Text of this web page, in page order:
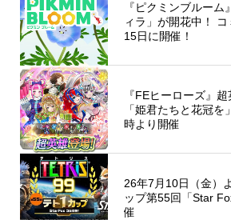
『ピクミンブルー
ィラ」が開花中！
15日に開催！
『FEヒーローズ』
「姫君たちと花冠
時より開催
26年7月10日（金）
ップ第55回「Star
催